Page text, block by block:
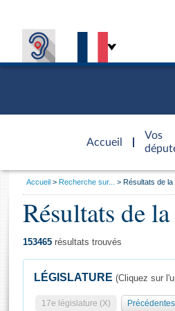
Accueil
d'accueil
Vos
Général
Vous
Accueil Recherche sur... Résultats de
Résultats de
153465 résultats trouvés
LÉGISLATURE (Cliquez sur
17e législature (X)